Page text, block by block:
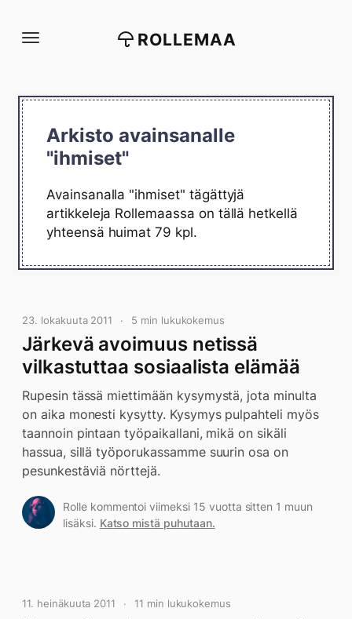
suoraan
ROLLEMAA
Arkisto avainsanalle
"ihmiset"
Avainsanalla "ihmiset" tägättyjä
artikkeleja Rollemaassa on tällä hetkellä
yhteensä huimat 79 kpl.
23. lokakuuta 2011 5 min lukukokemus
Järkevä avoimuus netissä
vilkastuttaa sosiaalista elämää
Rupesin tässä miettimään kysymystä, jota minulta
on aika monesti kysytty. Kysymys pulpahteli myös
taannoin pintaan työpaikallani, mikä on sikäli
hassua, sillä työporukassamme suurin osa on
pesunkestäviä nörttejä.
Rolle kommentoi viimeksi 15 vuotta sitten 1 muun
lisäksi. Katso mistä puhutaan.
11. heinäkuuta 2011 11 min lukukokemus